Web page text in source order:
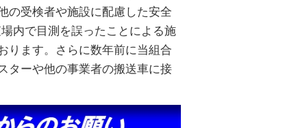
の受検者や施設に配慮した安全
内で目測を誤ったことによる施
ります。さらに数年前に当組合
ターや他の事業者の搬送車に接